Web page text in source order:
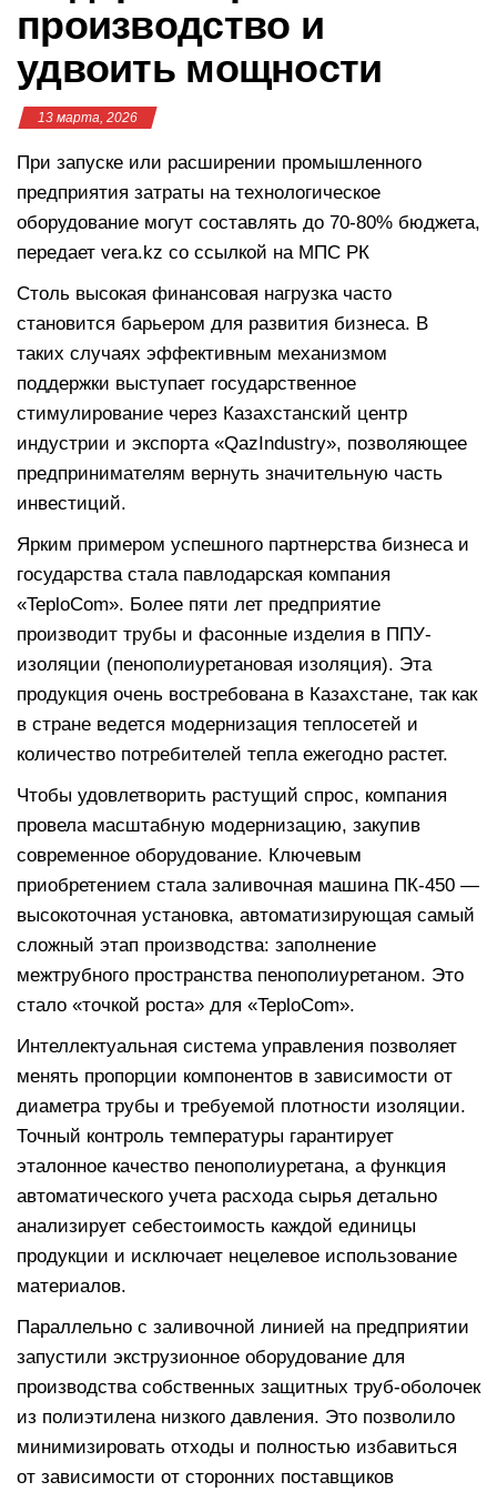
производство и
удвоить мощности
13 марта, 2026
При запуске или расширении промышленного
предприятия затраты на технологическое
оборудование могут составлять до 70-80% бюджета,
передает vera.kz со ссылкой на МПС РК
Столь высокая финансовая нагрузка часто
становится барьером для развития бизнеса. В
таких случаях эффективным механизмом
поддержки выступает государственное
стимулирование через Казахстанский центр
индустрии и экспорта «QazIndustry», позволяющее
предпринимателям вернуть значительную часть
инвестиций.
Ярким примером успешного партнерства бизнеса и
государства стала павлодарская компания
«TeploCom». Более пяти лет предприятие
производит трубы и фасонные изделия в ППУ-
изоляции (пенополиуретановая изоляция). Эта
продукция очень востребована в Казахстане, так как
в стране ведется модернизация теплосетей и
количество потребителей тепла ежегодно растет.
Чтобы удовлетворить растущий спрос, компания
провела масштабную модернизацию, закупив
современное оборудование. Ключевым
приобретением стала заливочная машина ПК-450 —
высокоточная установка, автоматизирующая самый
сложный этап производства: заполнение
межтрубного пространства пенополиуретаном. Это
стало «точкой роста» для «TeploCom».
Интеллектуальная система управления позволяет
менять пропорции компонентов в зависимости от
диаметра трубы и требуемой плотности изоляции.
Точный контроль температуры гарантирует
эталонное качество пенополиуретана, а функция
автоматического учета расхода сырья детально
анализирует себестоимость каждой единицы
продукции и исключает нецелевое использование
материалов.
Параллельно с заливочной линией на предприятии
запустили экструзионное оборудование для
производства собственных защитных труб-оболочек
из полиэтилена низкого давления. Это позволило
минимизировать отходы и полностью избавиться
от зависимости от сторонних поставщиков